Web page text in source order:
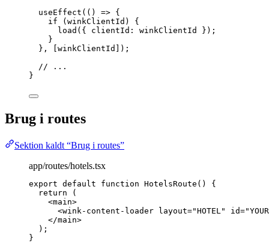
useEffect ( () => {
if (winkClientId) {
load ({ clientId: winkClientId });
}
} ,
[winkClientId]);
// ...
}
Brug i routes
Sektion kaldt “Brug i routes”
app/routes/hotels.tsx
export default function HotelsRoute ()
{
return (
<main>
<wink-content-loader layout="HOTEL " id="
</main>
);
}